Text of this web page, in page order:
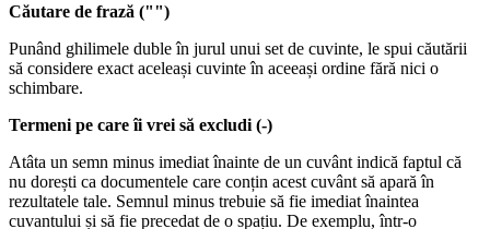
Căutare de frază ("")
Punând ghilimele duble în jurul unui set de cuvinte, le spui căutării
să considere exact aceleași cuvinte în aceeași ordine fără nici o
schimbare.
Termeni pe care îi vrei să excludi (-)
Atâta un semn minus imediat înainte de un cuvânt indică faptul că
nu dorești ca documentele care conțin acest cuvânt să apară în
rezultatele tale. Semnul minus trebuie să fie imediat înaintea
cuvantului și să fie precedat de o spațiu. De exemplu, într-o